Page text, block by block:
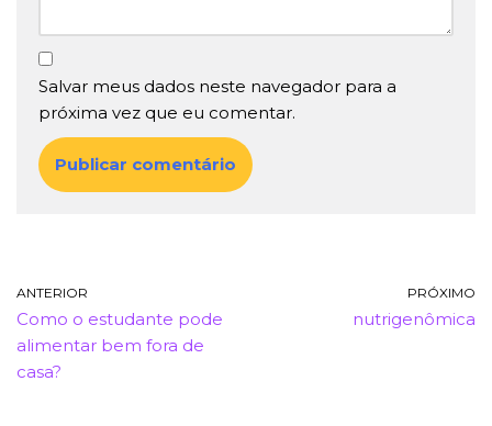
Salvar meus dados neste navegador para a
próxima vez que eu comentar.
ANTERIOR
Como o estudante pode
alimentar bem fora de
casa?
PRÓXIMO
nutrigenômica